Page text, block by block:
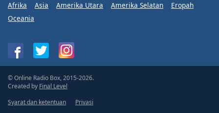
Afrika Asia Amerika Utara Amerika Selatan
Eropah
Oceania
© Online Radio Box, 2015-2026.
Created by Final Level
Syarat dan ketentuan
Privasi